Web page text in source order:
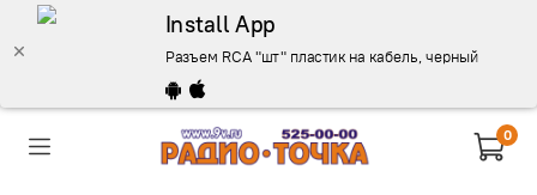
Install App
Разъем RCA "шт" пластик на кабель, черный -
0